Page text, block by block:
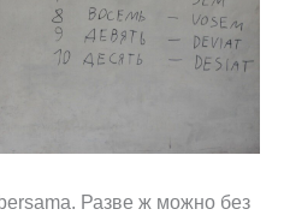
Разве ж можно без